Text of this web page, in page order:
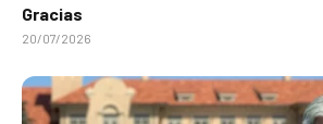
Gracias
20/07/2026